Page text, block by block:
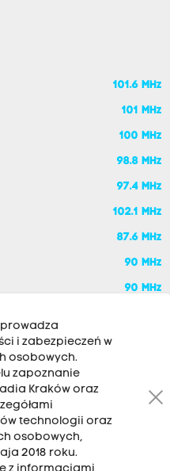
101.6 MHz
101 MHz
100 MHz
98.8 MHz
97.4 MHz
102.1 MHz
87.6 MHz
90 MHz
90 MHz
Słowackiego 22, 30-007
i zabezpieczeń w
osobowych.
zapoznanie
Kraków oraz
technologii oraz
osobowych,
2018 roku.